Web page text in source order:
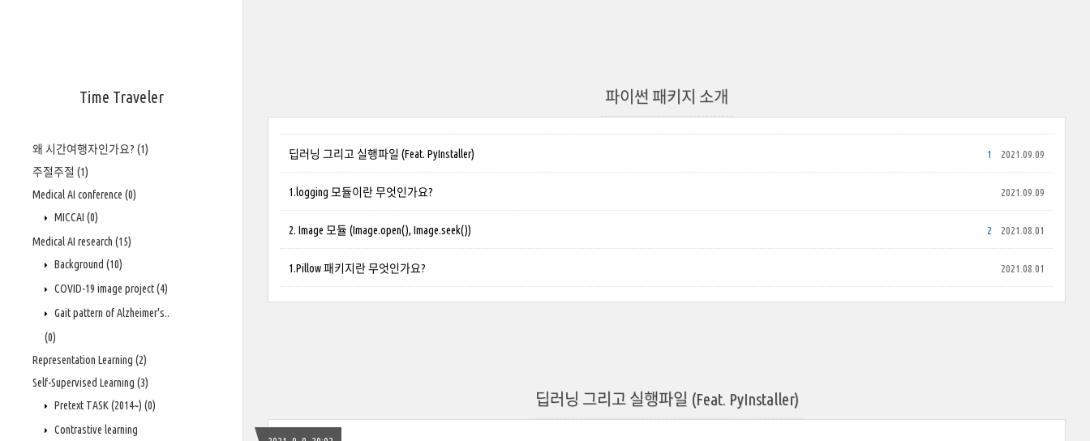
Time Traveler
왜 시간여행자인가요? (1)
주절주절 (1)
Medical AI conference (0)
MICCAI (0)
Medical AI research (15)
Background (10)
COVID-19 image project(4)
Gait pattern of Alzheimer's..
(0)
Representation Learning (2)
Self-Supervised Learning (3)
Pretext TASK (2014~) (0)
Contrastive learning
파이썬 패키지 소개
딥러닝 그리고 실행파일 (Feat. PyInstaller) 2021.09.09
1
1.logging 모듈이란 무엇인가요? 2021.09.09
2. Image 모듈 (Image.open(), Image.seek()) 2021.08.01
2
1.Pillow 패키지란 무엇인가요? 2021.08.01
딥러닝 그리고 실행파일 (Feat. PyInstaller)